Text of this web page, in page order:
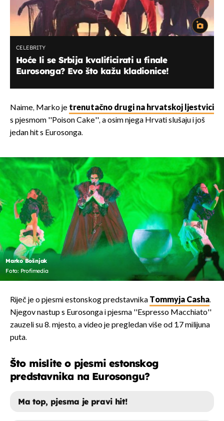
CELEBRITY
Hoće li se Srbija kvalificirati u finale
Eurosonga? Evo što kažu kladionice!
Naime, Marko je trenutačno drugi na hrvatskoj ljestvici
s pjesmom ''Poison Cake'', a osim njega Hrvati slušaju i još
jedan hit s Eurosonga.
Marko Bošnjak
Foto: Profimedia
Riječ je o pjesmi estonskog predstavnika Tommyja Casha.
Njegov nastup s Eurosonga i pjesma ''Espresso Macchiato''
zauzeli su 8. mjesto, a video je pregledan više od 1.7 milijuna
puta.
Što mislite o pjesmi estonskog
predstavnika na Eurosongu?
Ma top, pjesma je pravi hit!